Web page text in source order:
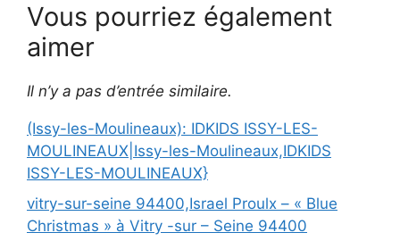
Vous pourriez également
aimer
Il n’y a pas d’entrée similaire.
(Issy-les-Moulineaux): IDKIDS ISSY-LES-
MOULINEAUX|Issy-les-Moulineaux,IDKIDS
ISSY-LES-MOULINEAUX}
vitry-sur-seine 94400,Israel Proulx – « Blue
Christmas » à Vitry -sur – Seine 94400